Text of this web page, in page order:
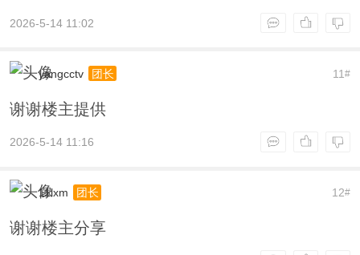
2026-5-14 11:02
11#
yangcctv 团长
谢谢楼主提供
2026-5-14 11:16
12#
11lxm 团长
谢谢楼主分享